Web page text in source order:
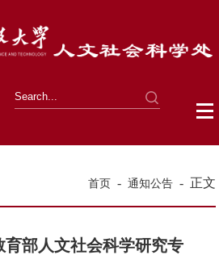
首页 - 通知公告 - 正文
育部人文社会科学研究专